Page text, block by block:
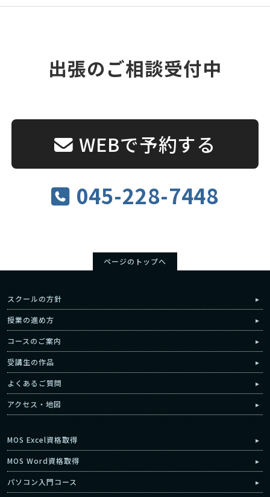
出張のご相談受付中
WEBで予約する
045-228-7448
ページのトップへ
スクールの方針
授業の進め方
コースのご案内
受講生の作品
よくあるご質問
アクセス・地図
MOS Excel資格取得
MOS Word資格取得
パソコン入門コース